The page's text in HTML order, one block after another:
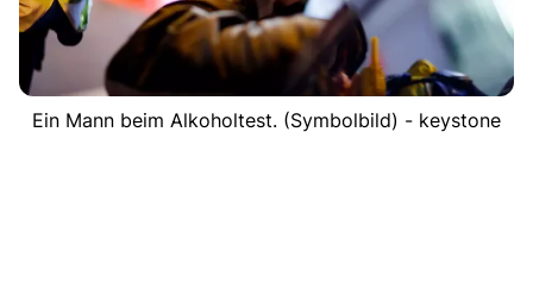
Ein Mann beim Alkoholtest. (Symbolbild) - keystone